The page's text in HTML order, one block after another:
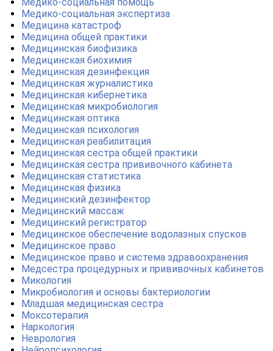
Медико-социальная экспертиза
Медицина катастроф
Медицина общей практики
Медицинская биофизика
Медицинская биохимия
Медицинская дезинфекция
Медицинская журналистика
Медицинская кибернетика
Медицинская микробиология
Медицинская оптика
Медицинская психология
Медицинская реабилитация
Медицинская сестра общей практики
Медицинская сестра прививочного кабинета
Медицинская статистика
Медицинская физика
Медицинский дезинфектор
Медицинский массаж
Медицинский регистратор
Медицинское обеспечение водолазных спусков
Медицинское право
Медицинское право и система здравоохранения
Медсестра процедурных и прививочных кабинетов
Микология
Микробиология и основы бактериологии
Младшая медицинская сестра
Моксотерапия
Наркология
Неврология